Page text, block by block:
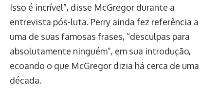
Isso é incrível”, disse McGregor durante a
entrevista pós-luta. Perry ainda fez referência a
uma de suas famosas frases, “desculpas para
absolutamente ninguém”, em sua introdução,
ecoando o que McGregor dizia há cerca de uma
década.